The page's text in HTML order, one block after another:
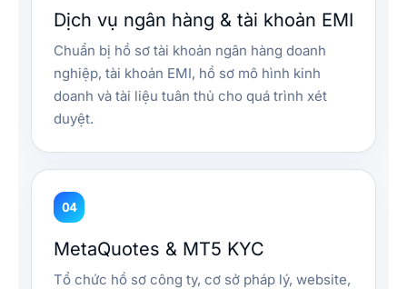
Dịch vụ ngân hàng & tài khoản EMI
Chuẩn bị hồ sơ tài khoản ngân hàng doanh
nghiệp, tài khoản EMI, hồ sơ mô hình kinh
doanh và tài liệu tuân thủ cho quá trình xét
duyệt.
04
MetaQuotes & MT5 KYC
Tổ chức hồ sơ công ty, cơ sở pháp lý, website,